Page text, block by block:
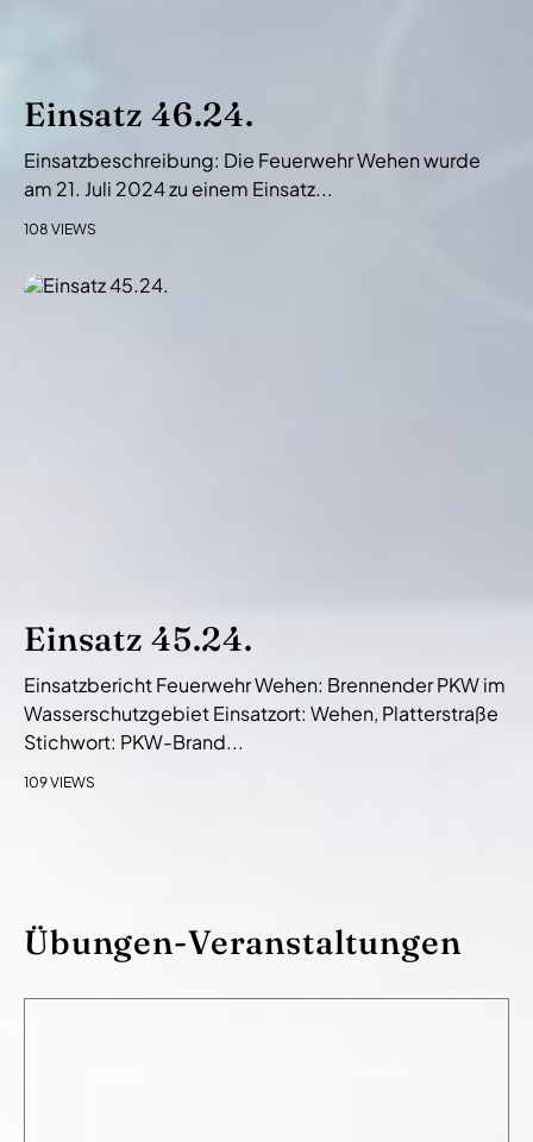
Einsatz 46.24.
Einsatzbeschreibung: Die Feuerwehr Wehen wurde
am 21. Juli 2024 zu einem Einsatz...
108 VIEWS
Einsatz 45.24.
Einsatzbericht Feuerwehr Wehen: Brennender PKW im
Wasserschutzgebiet Einsatzort: Wehen, Platterstraße
Stichwort: PKW-Brand...
109 VIEWS
Übungen-Veranstaltungen